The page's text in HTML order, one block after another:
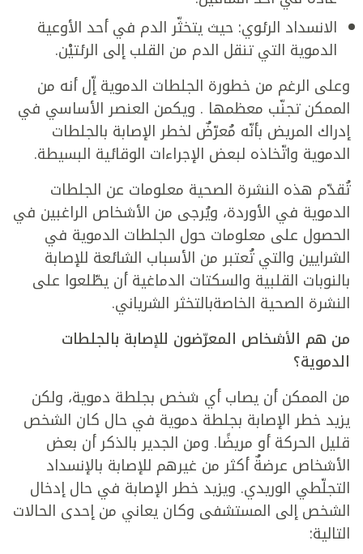
الانسداد الرئوي: حيث يتخثّر الدم في أحد الأوعية
الدموية التي تنقل الدم من القلب إلى الرئتيْن.
وعلى الرغم من خطورة الجلطات الدموية إّل أنه من
الممكن تجنّب معظمها . ويكمن العنصر الأساسي في
إدراك المريض بأنّه مُعرّضٌ لخطر الإصابة بالجلطات
الدموية واتّخاذه لبعض الإجراءات الوقائية البسيطة.
تُقدّم هذه النشرة الصحية معلومات عن الجلطات
الدموية في الأوردة، ويُرجى من الأشخاص الراغبين في
الحصول على معلومات حول الجلطات الدموية في
الشرايين والتي تُعتبر من الأسباب الشائعة للإصابة
بالنوبات القلبية والسكتات الدماغية أن يطّلعوا على
النشرة الصحية الخاصةبالتخثر الشرياني.
من هم الأشخاص المعرّضون للإصابة بالجلطات
الدموية؟
من الممكن أن يصاب أي شخص بجلطة دموية، ولكن
يزيد خطر الإصابة بجلطة دموية في حال كان الشخص
قليل الحركة أو مريضًا. ومن الجدير بالذكر أن بعض
الأشخاص عرضةٌ أكثر من غيرهم للإصابة بالإنسداد
التجلّطي الوريدي. ويزيد خطر الإصابة في حال إدخال
الشخص إلى المستشفى وكان يعاني من إحدى الحالات
التالية: